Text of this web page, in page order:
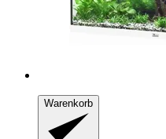
Warenkorb